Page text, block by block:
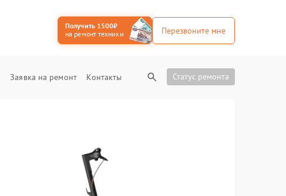
Получить 1500₽
на ремонт техники
Перезвоните мне
Заявка на ремонт Контакты Статус ремонта